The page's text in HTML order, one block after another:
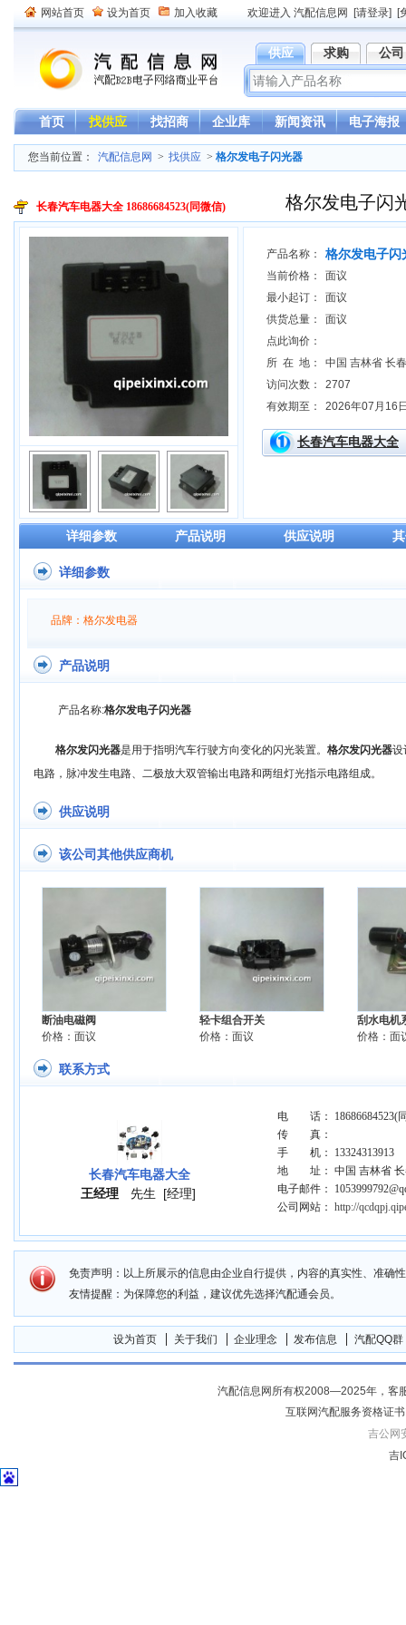
网站首页 设为首页 加入收藏 欢迎进入 汽配信息网 [请登录] [
供应 求购 公司
首页 找供应 找招商 企业库 新闻资讯 电子海报
您当前位置： 汽配信息网 > 找供应 > 格尔发电子闪光器
长春汽车电器大全 18686684523(同微信) 格尔发电子闪
产品名称： 格尔发电子闪
当前价格：
面议
最小起订：
面议
供货总量：
面议
点此询价：
所 在 地：
中国 吉林省 长
访问次数：
2707
有效期至：
2026年07月16
长春汽车电器大全
详细参数 产品说明 供应说明
详细参数
品牌：格尔发电器
产品说明
产品名称:格尔发电子闪光器
格尔发闪光器是用于指明汽车行驶方向变化的闪光装置。 格尔发闪光器设
电路，脉冲发生电路、二极放大双管输出电路和两组灯光指示电路组成。
供应说明
该公司其他供应商机
断油电磁阀
价格：面议
轻卡组合开关
价格：面议
刮水电机
价格：面
联系方式
长春汽车电器大全
王经理
先生 [经理]
电 话： 18686684523(
传 真：
手 机： 13324313913
地 址： 中国 吉林省 长
电子邮件：
公司网站：http://
免责声明：以上所展示的信息由企业自行提供，内容的真实性、准确
友情提醒：为保障您的利益，建议优先选择汽配通会员。
设为首页 关于我们 企业理念 发布信息 汽配QQ群
汽配信息网所有权2008—2025年，客
互联网汽配服务资格证
吉公网
吉